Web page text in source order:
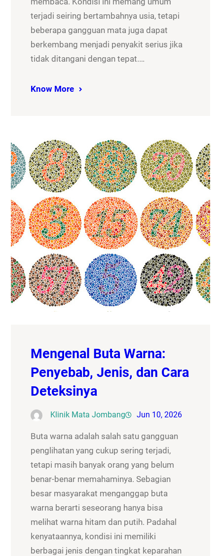
terjadi seiring bertambahnya usia, tetapi
beberapa gangguan mata juga dapat
berkembang menjadi penyakit serius jika
tidak ditangani dengan tepat.…
Know More
Mengenal Buta Warna:
Penyebab, Jenis, dan Cara
Deteksinya
Klinik Mata Jombang Jun 10, 2026
Buta warna adalah salah satu gangguan
penglihatan yang cukup sering terjadi,
tetapi masih banyak orang yang belum
benar-benar memahaminya. Sebagian
besar masyarakat menganggap buta
warna berarti seseorang hanya bisa
melihat warna hitam dan putih. Padahal
kenyataannya, kondisi ini memiliki
berbagai jenis dengan tingkat keparahan